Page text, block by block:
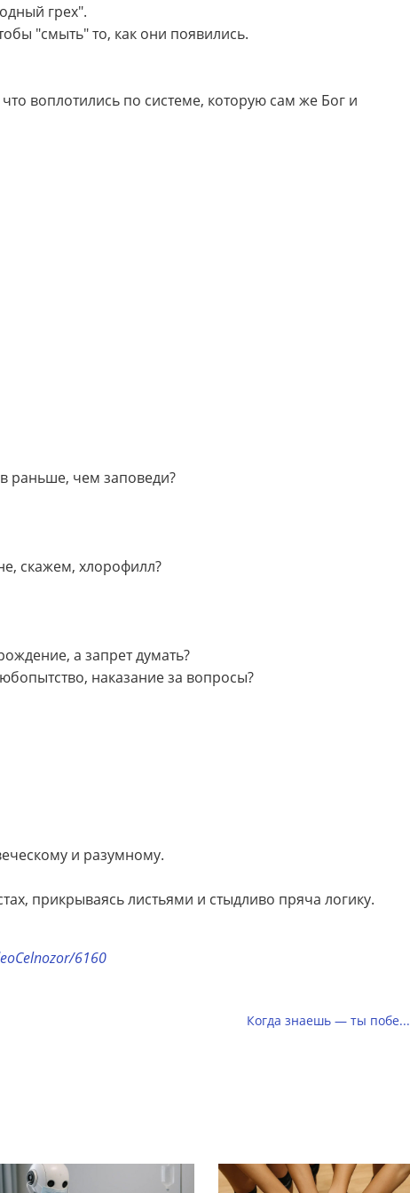
грех".
"смыть" то, как они появились.
воплотились по системе, которую сам же Бог и
раньше, чем заповеди?
скажем, хлорофилл?
а запрет думать?
наказание за вопросы?
и разумному.
прикрываясь листьями и стыдливо пряча логику.
6160
Когда знаешь — ты побе...